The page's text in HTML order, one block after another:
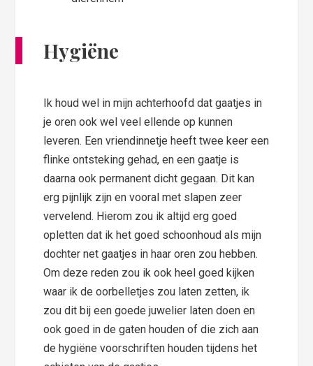
Hygiëne
Ik houd wel in mijn achterhoofd dat gaatjes in
je oren ook wel veel ellende op kunnen
leveren. Een vriendinnetje heeft twee keer een
flinke ontsteking gehad, en een gaatje is
daarna ook permanent dicht gegaan. Dit kan
erg pijnlijk zijn en vooral met slapen zeer
vervelend. Hierom zou ik altijd erg goed
opletten dat ik het goed schoonhoud als mijn
dochter net gaatjes in haar oren zou hebben.
Om deze reden zou ik ook heel goed kijken
waar ik de oorbelletjes zou laten zetten, ik
zou dit bij een goede juwelier laten doen en
ook goed in de gaten houden of die zich aan
de hygiëne voorschriften houden tijdens het